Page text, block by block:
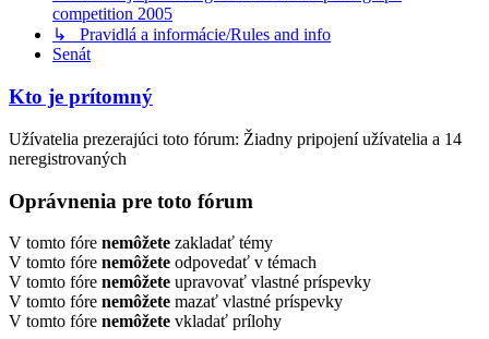
competition 2005
↳ Pravidlá a informácie/Rules and info
Senát
Kto je prítomný
Užívatelia prezerajúci toto fórum: Žiadny pripojení užívatelia a 14
neregistrovaných
Oprávnenia pre toto fórum
V tomto fóre nemôžete zakladať témy
V tomto fóre nemôžete odpovedať v témach
V tomto fóre nemôžete upravovať vlastné príspevky
V tomto fóre nemôžete mazať vlastné príspevky
V tomto fóre nemôžete vkladať prílohy